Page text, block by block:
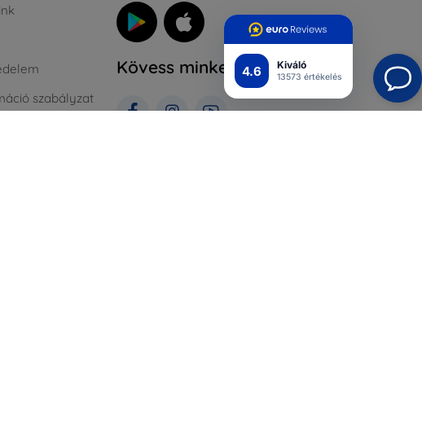
4.6 Kiváló
13573 értékelés
szabályzat
Kövess minket